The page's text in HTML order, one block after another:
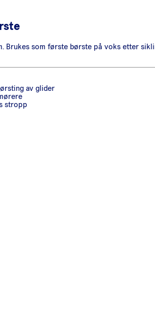
Brukes som første børste på voks etter
av glider
stropp